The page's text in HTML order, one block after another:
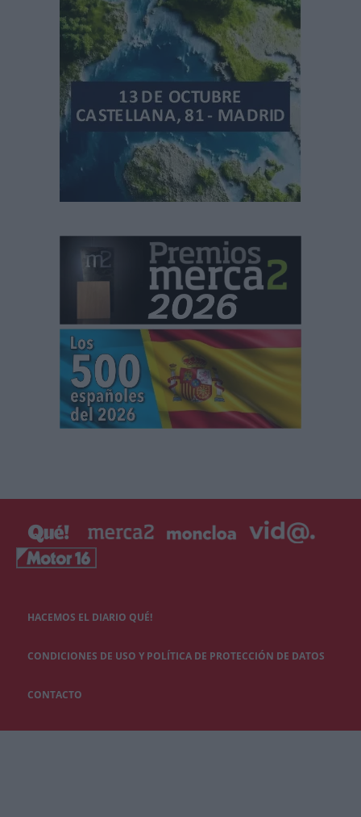
HACEMOS EL DIARIO QUÉ!
CONDICIONES DE USO Y POLÍTICA DE PROTECCIÓN DE DATOS
CONTACTO